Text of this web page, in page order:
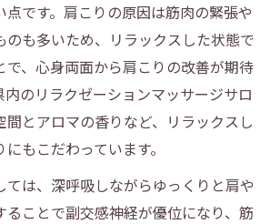
点です。肩こりの原因は筋肉の緊張や
のも多いため、リラックスした状態で
で、心身両面から肩こりの改善が期待
内のリラクゼーションマッサージサロ
間とアロマの香りなど、リラックスし
もこだわっています。
ては、深呼吸しながらゆっくりと肩や
ることで副交感神経が優位になり、筋